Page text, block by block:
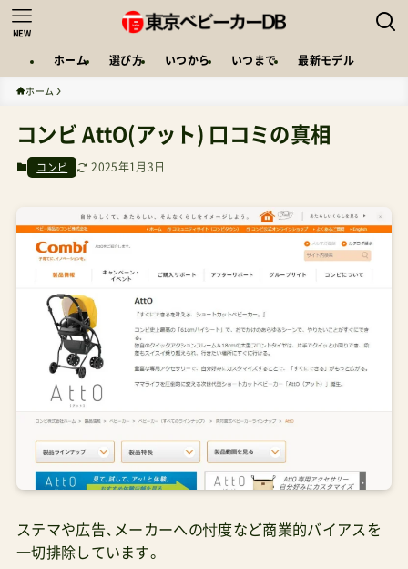
NEW
ホーム 選び方 いつから いつまで 最新モデル
ホーム
コンビ AttO(アット) 口コミの真相
コンビ 2025年1月3日
ステマや広告、メーカーへの忖度など商業的バイアスを
一切排除しています。